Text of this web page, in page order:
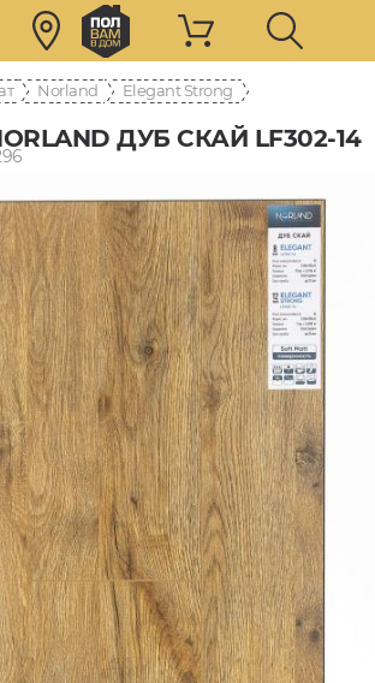
Norland Elegant Strong
ДУБ СКАЙ LF302-14